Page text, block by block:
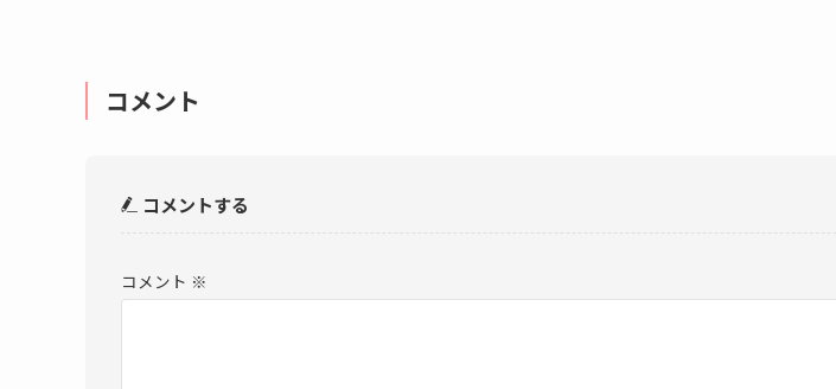
コメント
コメントする
コメント ※